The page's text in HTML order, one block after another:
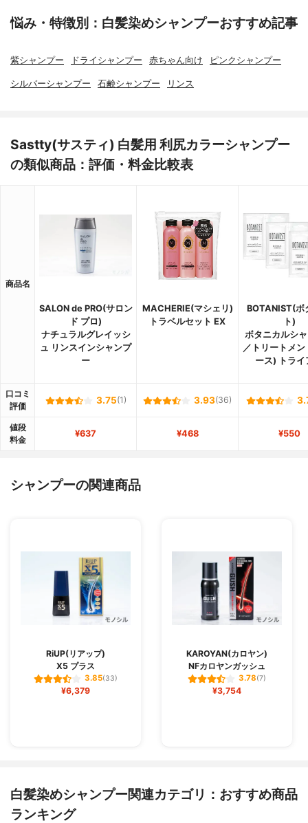
悩み・特徴別：白髪染めシャンプーおすすめ記事
紫シャンプー ドライシャンプー 赤ちゃん向け ピンクシャンプー
シルバーシャンプー 石鹸シャンプー リンス
Sastty(サスティ) 白髪用 利尻カラーシャンプー
の類似商品：評価・料金比較表
商品名
SALON de PRO(サロン
ド プロ)
ナチュラルグレイッシ
ュ リンスインシャンプ
ー
MACHERIE(マシェリ)
トラベルセット EX
BOTANIST(ボ
ト)
ボタニカルシ
／トリートメ
ース) トライ
口コミ
評価
3.75(1) 3.93(36)
値段
料金
¥637 ¥468 ¥550
シャンプーの関連商品
RiUP(リアップ)
X5 プラス
3.85(33)
¥6,379
KAROYAN(カロヤン)
NFカロヤンガッシュ
3.78(7)
¥3,754
白髪染めシャンプー関連カテゴリ：おすすめ商品
ランキング